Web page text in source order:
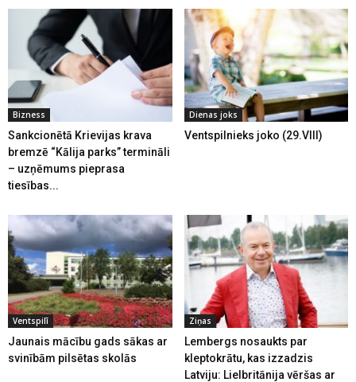
Bizness
Sankcionētā Krievijas krava
bremzē “Kālija parks” termināli
– uzņēmums pieprasa
tiesības...
Dienas joks
Ventspilnieks joko (29.VIII)
Ventspilī
Jaunais mācību gads sākas ar
svinībām pilsētas skolās
Ziņas
Lembergs nosaukts par
kleptokrātu, kas izzadzis
Latviju: Lielbritānija vēršas ar